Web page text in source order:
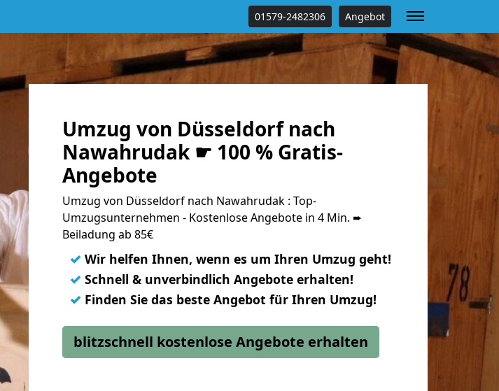
01579-2482306 Angebot
Umzug von Düsseldorf nach
Nawahrudak ☛ 100 % Gratis-
Angebote
Umzug von Düsseldorf nach Nawahrudak : Top-
Umzugsunternehmen - Kostenlose Angebote in 4 Min. ➨
Beiladung ab 85€
✓ Wir helfen Ihnen, wenn es um Ihren Umzug geht!
✓ Schnell & unverbindlich Angebote erhalten!
✓ Finden Sie das beste Angebot für Ihren Umzug!
blitzschnell kostenlose Angebote erhalten